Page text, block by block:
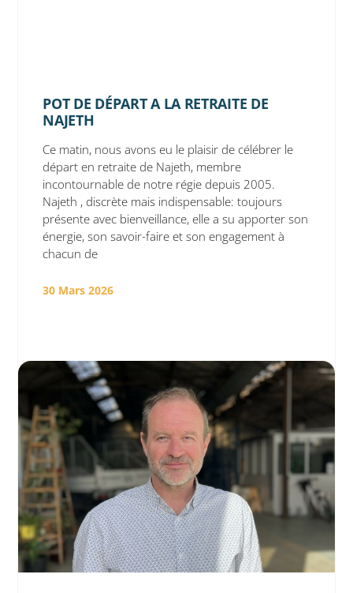
POT DE DÉPART A LA RETRAITE DE
NAJETH
Ce matin, nous avons eu le plaisir de célébrer le
départ en retraite de Najeth, membre
incontournable de notre régie depuis 2005.
Najeth , discrète mais indispensable: toujours
présente avec bienveillance, elle a su apporter son
énergie, son savoir-faire et son engagement à
chacun de
30 Mars 2026